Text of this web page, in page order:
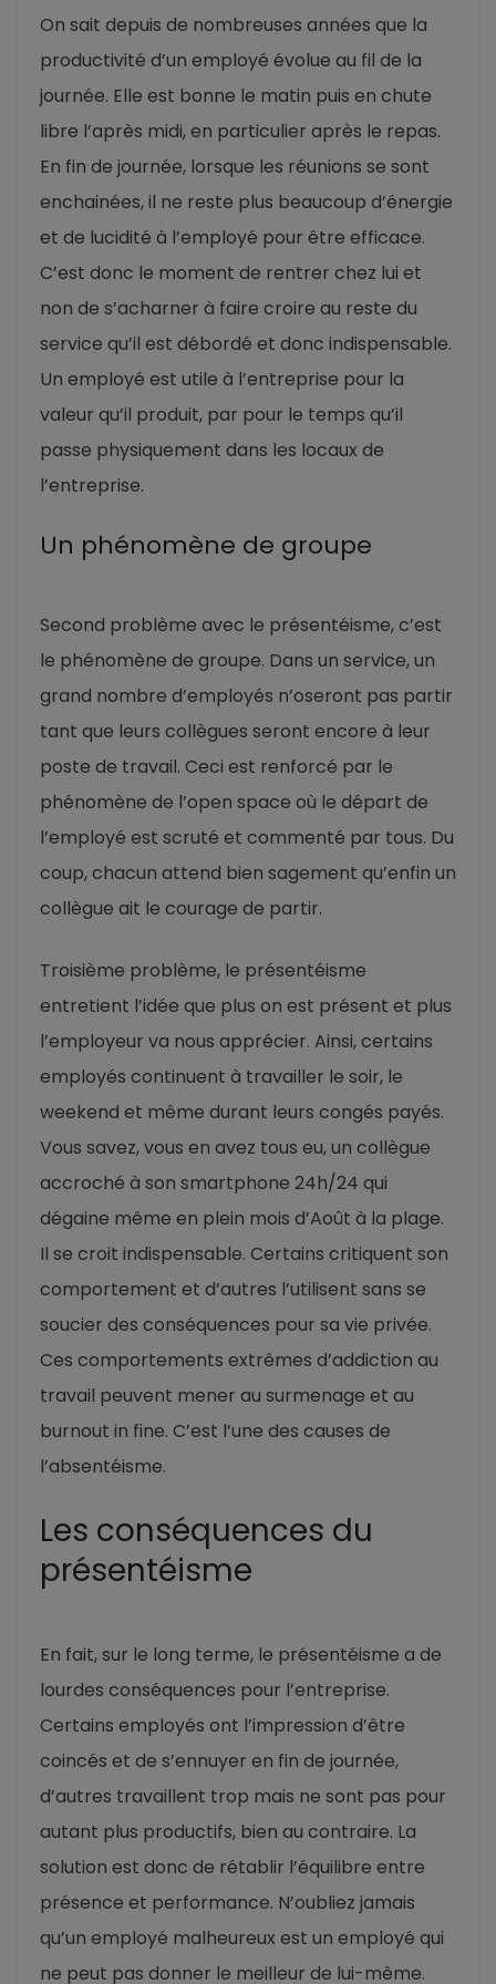
On sait depuis de nombreuses années que la
productivité d’un employé évolue au fil de la
journée. Elle est bonne le matin puis en chute
libre l’après midi, en particulier après le repas.
En fin de journée, lorsque les réunions se sont
enchainées, il ne reste plus beaucoup d’énergie
et de lucidité à l’employé pour être efficace.
C’est donc le moment de rentrer chez lui et
non de s’acharner à faire croire au reste du
service qu’il est débordé et donc indispensable.
Un employé est utile à l’entreprise pour la
valeur qu’il produit, par pour le temps qu’il
passe physiquement dans les locaux de
l’entreprise.
Un phénomène de groupe
Second problème avec le présentéisme, c’est
le phénomène de groupe. Dans un service, un
grand nombre d’employés n’oseront pas partir
tant que leurs collègues seront encore à leur
poste de travail. Ceci est renforcé par le
phénomène de l’open space où le départ de
l’employé est scruté et commenté par tous. Du
coup, chacun attend bien sagement qu’enfin un
collègue ait le courage de partir.
Troisième problème, le présentéisme
entretient l’idée que plus on est présent et plus
l’employeur va nous apprécier. Ainsi, certains
employés continuent à travailler le soir, le
weekend et même durant leurs congés payés.
Vous savez, vous en avez tous eu, un collègue
accroché à son smartphone 24h/24 qui
dégaine même en plein mois d’Août à la plage.
Il se croit indispensable. Certains critiquent son
comportement et d’autres l’utilisent sans se
soucier des conséquences pour sa vie privée.
Ces comportements extrêmes d’addiction au
travail peuvent mener au surmenage et au
burnout in fine. C’est l’une des causes de
l’absentéisme.
Les conséquences du
présentéisme
En fait, sur le long terme, le présentéisme a de
lourdes conséquences pour l’entreprise.
Certains employés ont l’impression d’être
coincés et de s’ennuyer en fin de journée,
d’autres travaillent trop mais ne sont pas pour
autant plus productifs, bien au contraire. La
solution est donc de rétablir l’équilibre entre
présence et performance. N’oubliez jamais
qu’un employé malheureux est un employé qui
ne peut pas donner le meilleur de lui-même.